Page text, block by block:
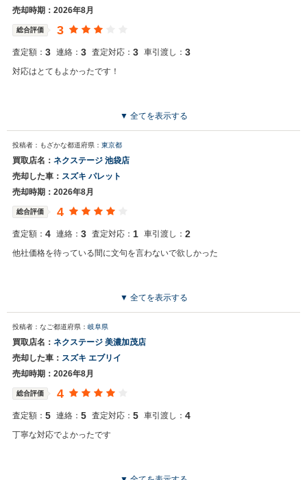
売却時期：2026年8月
総合評価 3
査定額： 3 連絡： 3 査定対応： 3 車引渡し： 3
対応はとてもよかったです！
▼ 全てを表示する
投稿者：もざかな都道府県： 東京都
買取店名： ネクステージ 池袋店
売却した車： スズキ パレット
売却時期：2026年8月
総合評価 4
査定額： 4 連絡： 3 査定対応： 1 車引渡し： 2
他社価格を待っている間に文句を言わないで欲しかった
▼ 全てを表示する
投稿者：なご都道府県： 岐阜県
買取店名： ネクステージ 美濃加茂店
売却した車： スズキ エブリイ
売却時期：2026年8月
総合評価 4
査定額： 5 連絡： 5 査定対応： 5 車引渡し： 4
丁寧な対応でよかったです